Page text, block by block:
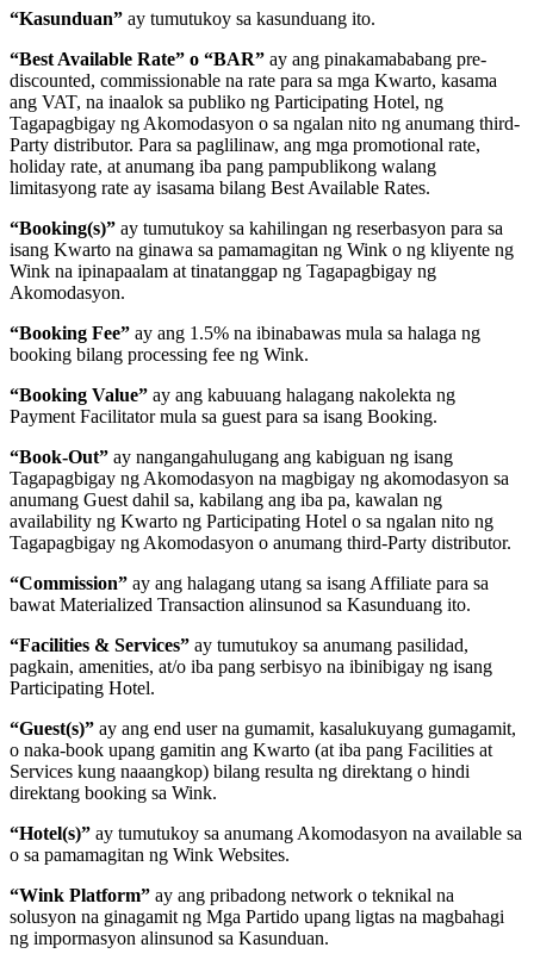
“Kasunduan” ay tumutukoy sa kasunduang ito.
“Best Available Rate” o “BAR” ay ang pinakamababang pre-
discounted, commissionable na rate para sa mga Kwarto, kasama
ang VAT, na inaalok sa publiko ng Participating Hotel, ng
Tagapagbigay ng Akomodasyon o sa ngalan nito ng anumang third-
Party distributor. Para sa paglilinaw, ang mga promotional rate,
holiday rate, at anumang iba pang pampublikong walang
limitasyong rate ay isasama bilang Best Available Rates.
“Booking(s)” ay tumutukoy sa kahilingan ng reserbasyon para sa
isang Kwarto na ginawa sa pamamagitan ng Wink o ng kliyente ng
Wink na ipinapaalam at tinatanggap ng Tagapagbigay ng
Akomodasyon.
“Booking Fee” ay ang 1.5% na ibinabawas mula sa halaga ng
booking bilang processing fee ng Wink.
“Booking Value” ay ang kabuuang halagang nakolekta ng
Payment Facilitator mula sa guest para sa isang Booking.
“Book-Out” ay nangangahulugang ang kabiguan ng isang
Tagapagbigay ng Akomodasyon na magbigay ng akomodasyon sa
anumang Guest dahil sa, kabilang ang iba pa, kawalan ng
availability ng Kwarto ng Participating Hotel o sa ngalan nito ng
Tagapagbigay ng Akomodasyon o anumang third-Party distributor.
“Commission” ay ang halagang utang sa isang Affiliate para sa
bawat Materialized Transaction alinsunod sa Kasunduang ito.
“Facilities & Services” ay tumutukoy sa anumang pasilidad,
pagkain, amenities, at/o iba pang serbisyo na ibinibigay ng isang
Participating Hotel.
“Guest(s)” ay ang end user na gumamit, kasalukuyang gumagamit,
o naka-book upang gamitin ang Kwarto (at iba pang Facilities at
Services kung naaangkop) bilang resulta ng direktang o hindi
direktang booking sa Wink.
“Hotel(s)” ay tumutukoy sa anumang Akomodasyon na available sa
o sa pamamagitan ng Wink Websites.
“Wink Platform” ay ang pribadong network o teknikal na
solusyon na ginagamit ng Mga Partido upang ligtas na magbahagi
ng impormasyon alinsunod sa Kasunduan.